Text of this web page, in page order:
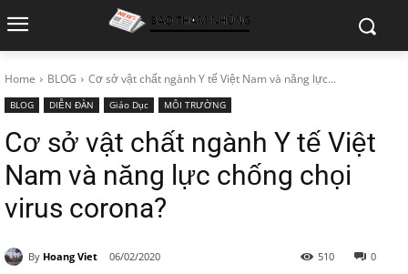
Home BLOG Cơ sở vật chất ngành Y tế Việt Nam và năng lực...
BLOG DIỄN ĐÀN Giáo Dục MÔI TRƯỜNG
Cơ sở vật chất ngành Y tế Việt
Nam và năng lực chống chọi
virus corona?
By Hoang Viet 06/02/2020 0
510